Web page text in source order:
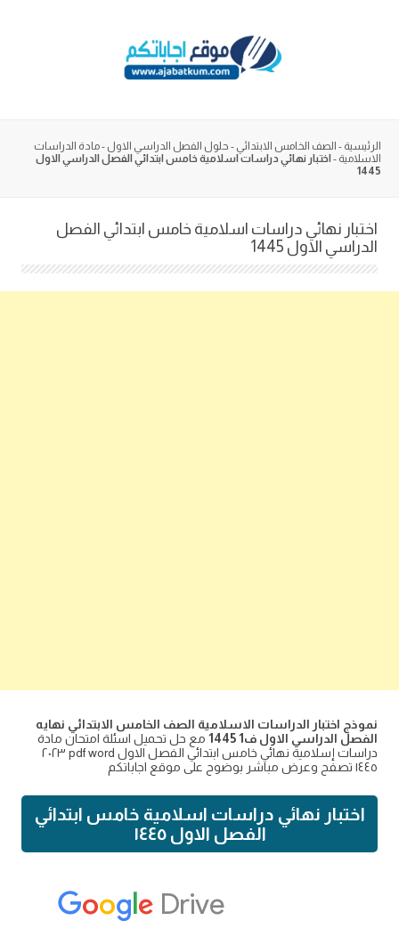
الرئيسية - الصف الخامس الابتدائي - حلول الفصل الدراسي الاول -مادة الدراسات
الاسلامية - اختبار نهائي دراسات اسلامية خامس ابتدائي الفصل الدراسي الاول
1445
اختبار نهائي دراسات اسلامية خامس ابتدائي الفصل
الدراسي الاول 1445
نموذج اختبار الدراسات الاسلامية الصف الخامس الابتدائي نهايه
الفصل الدراسي الاول ف1 1445
مع حل تحميل اسئلة امتحان مادة
دراسات إسلامية نهائي خامس ابتدائي الفصل الاول pdf word ٢٠٢٣
١٤٤٥ تصفح وعرض مباشر بوضوح على موقع اجاباتكم
اختبار نهائي دراسات اسلامية خامس ابتدائي
الفصل الاول ١٤٤٥